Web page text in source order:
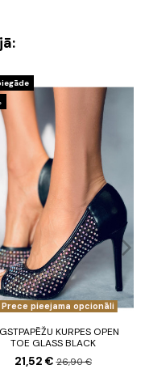
pieejama opcionāli
KURPES OPEN
TOE GLASS BLACK
21,52 €26,90 €